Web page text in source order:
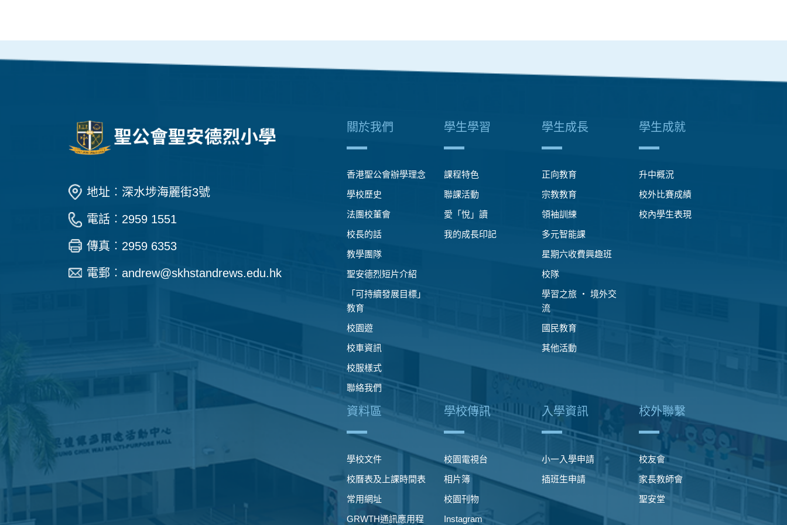
地址︰深水埗海麗街3號
電話︰2959 1551
傳真︰2959 6353
電郵︰ andrew@skhstandrews.edu.hk
關於我們
香港聖公會辦學理念
學校歷史
法團校董會
校長的話
教學團隊
聖安德烈短片介紹
「可持續發展目標」
教育
校園遊
校車資訊
校服樣式
聯絡我們
學生學習
課程特色
聯課活動
愛「悅」讀
我的成長印記
學生成長
正向教育
宗教教育
領袖訓練
多元智能課
星期六收費興趣班
校隊
學習之旅 ‧ 境外交
流
國民教育
其他活動
學生成就
升中概況
校外比賽成績
校內學生表現
資料區
學校文件
校曆表及上課時間表
常用網址
GRWTH通訊應用程
學校傳訊
校園電視台
相片簿
校園刊物
Instagram
入學資訊
小一入學申請
插班生申請
校外聯繫
校友會
家長教師會
聖安堂